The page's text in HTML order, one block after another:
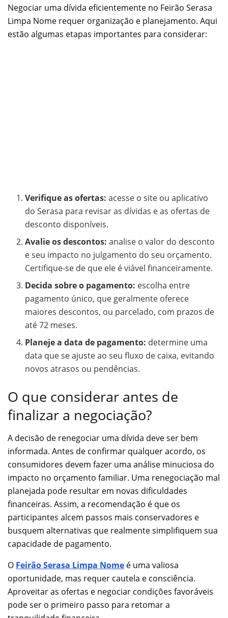
Negociar uma dívida eficientemente no Feirão Serasa
Limpa Nome requer organização e planejamento. Aqui
estão algumas etapas importantes para considerar:
Verifique as ofertas: acesse o site ou aplicativo
do Serasa para revisar as dívidas e as ofertas de
desconto disponíveis.
Avalie os descontos: analise o valor do desconto
e seu impacto no julgamento do seu orçamento.
Certifique-se de que ele é viável financeiramente.
Decida sobre o pagamento: escolha entre
pagamento único, que geralmente oferece
maiores descontos, ou parcelado, com prazos de
até 72 meses.
Planeje a data de pagamento: determine uma
data que se ajuste ao seu fluxo de caixa, evitando
novos atrasos ou pendências.
O que considerar antes de
finalizar a negociação?
A decisão de renegociar uma dívida deve ser bem
informada. Antes de confirmar qualquer acordo, os
consumidores devem fazer uma análise minuciosa do
impacto no orçamento familiar. Uma renegociação mal
planejada pode resultar em novas dificuldades
financeiras. Assim, a recomendação é que os
participantes alcem passos mais conservadores e
busquem alternativas que realmente simplifiquem sua
capacidade de pagamento.
O Feirão Serasa Limpa Nome é uma valiosa
oportunidade, mas requer cautela e consciência.
Aproveitar as ofertas e negociar condições favoráveis
pode ser o primeiro passo para retomar a